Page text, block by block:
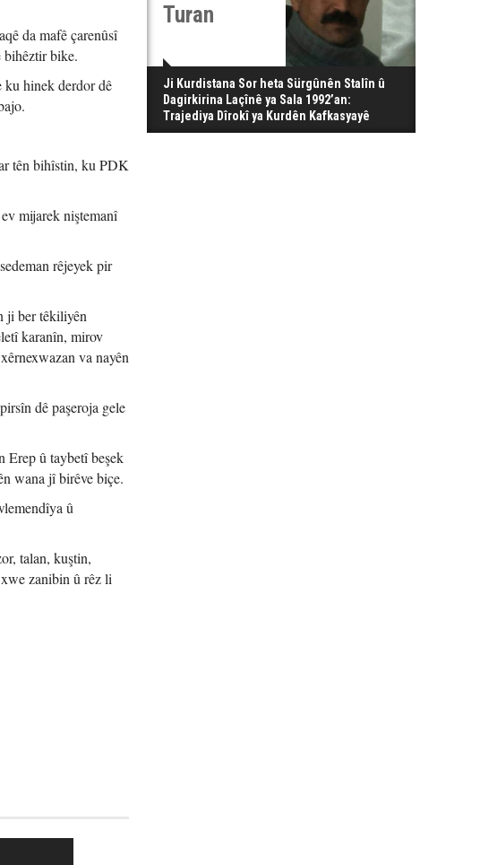
da mafê çarenûsî
bihêztir bike.
hinek derdor dê
tên bihîstin, ku PDK
mijarek niştemanî
rêjeyek pir
ji ber têkiliyên
karanîn, mirov
va nayên
dê paşeroja gele
Erep û taybetî beşek
wana jî birêve biçe.
û
talan, kuştin,
zanibin û rêz li
Turan
Ji Kurdistana Sor heta Sürgûnên Stalîn û
Dagirkirina Laçînê ya Sala 1992’an:
Trajediya Dîrokî ya Kurdên Kafkasyayê